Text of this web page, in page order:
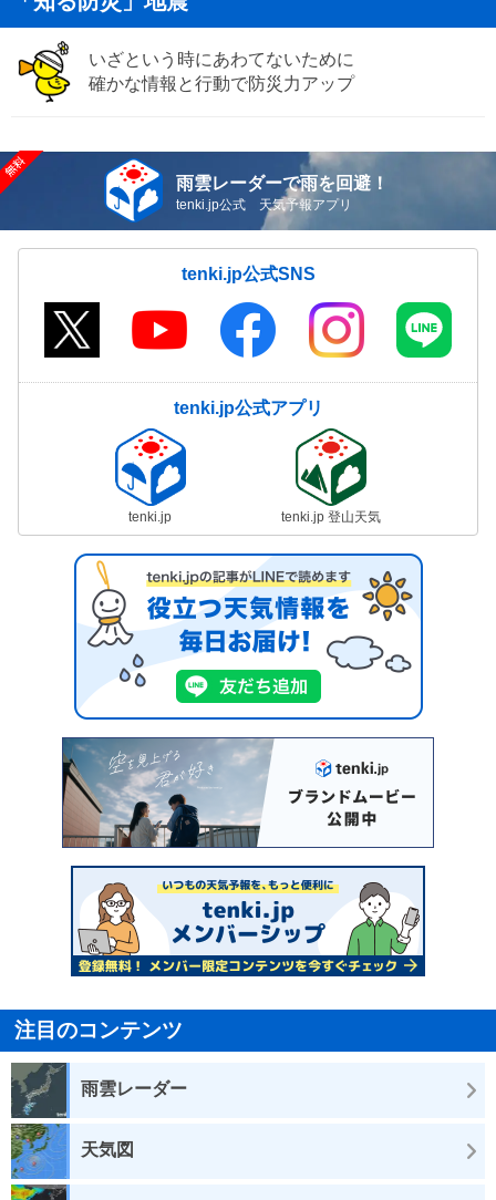
いざという時にあわてないために
確かな情報と行動で防災力アップ
雨雲レーダーで雨を回避！
tenki.jp公式 天気予報アプリ
tenki.jp公式SNS
tenki.jp公式アプリ
tenki.jp tenki.jp 登山天気
注目のコンテンツ
雨雲レーダー
天気図